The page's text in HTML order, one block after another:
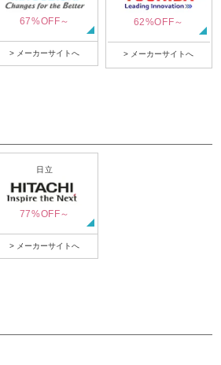
67%OFF～
> メーカーサイトへ
62%OFF～
> メーカーサイトへ
日立
77%OFF～
> メーカーサイトへ